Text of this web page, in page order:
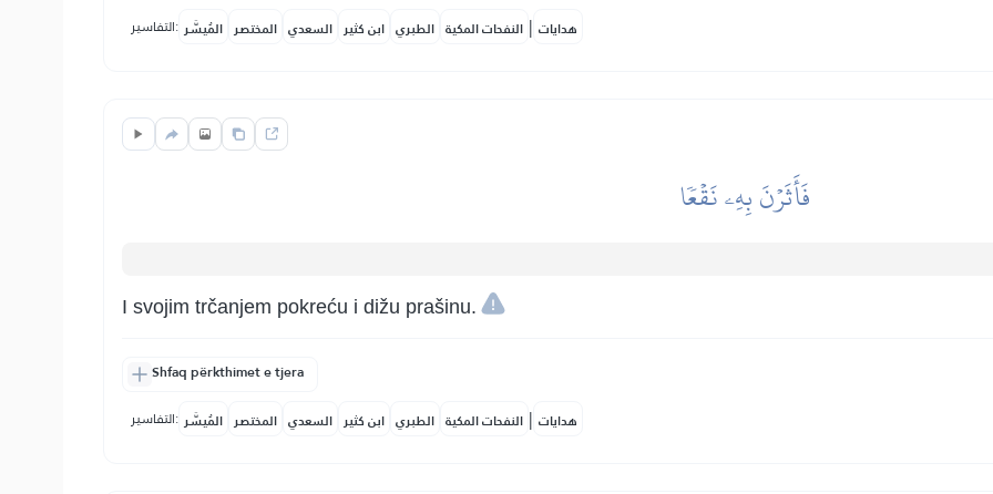
التفاسير: المُيسَّر المختصر السعدي ابن كثير الطبري النفحات المكية | هدايات
فَأَثَرۡنَ بِهِۦ نَقۡعٗا
I svojim trčanjem pokreću i dižu prašinu.
Shfaq përkthimet e tjera
التفاسير: المُيسَّر المختصر السعدي ابن كثير الطبري النفحات المكية | هدايات